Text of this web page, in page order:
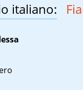
italiano: